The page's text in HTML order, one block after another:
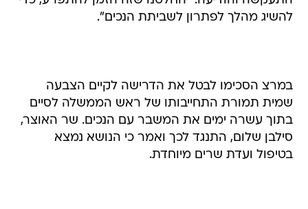
להשיג מהלך לפתרון לשביתת הנכים".
במרצ הסכימו לבטל את הדרישה לקיים הצבעה
שמית תמורת התחייבותו של ראש הממשלה לסיים
בתוך עשרה ימים את המשבר עם הנכים. שר האוצר,
סילבן שלום, התנגד לכך ואמר כי הנושא נמצא
בטיפול ועדת שרים מיוחדת.